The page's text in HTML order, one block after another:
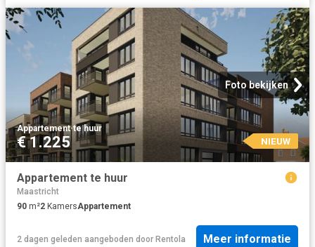
Foto bekijken
Appartement·te huur
€ 1.225 NIEUW
Appartement te huur
Maastricht
90 m²2 KamersAppartement
2 dagen geleden aangeboden door Rentola Meer informatie